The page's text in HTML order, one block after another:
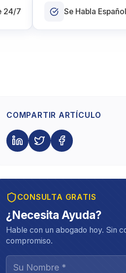
24/7 Se Habla Español
COMPARTIR ARTÍCULO
CONSULTA GRATIS
¿Necesita Ayuda?
Hable con un abogado hoy. Sin
compromiso.